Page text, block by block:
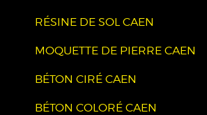
RÉSINE DE SOL CAEN
MOQUETTE DE PIERRE CAEN
BÉTON CIRÉ CAEN
BÉTON COLORÉ CAEN